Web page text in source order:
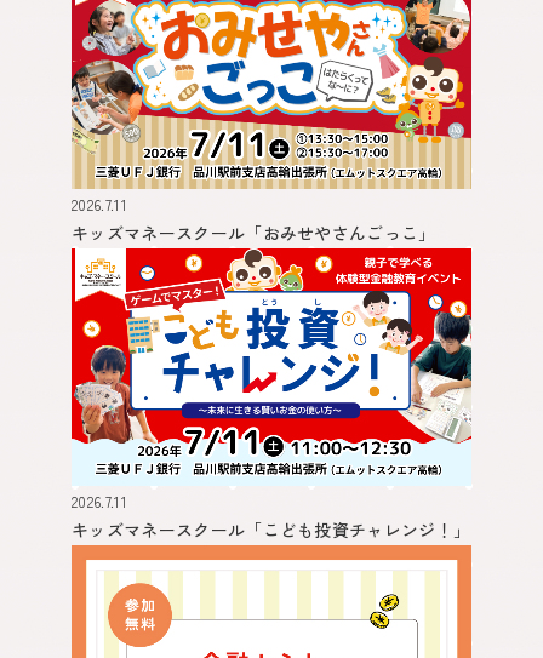
2026.7.11
キッズマネースクール 「おみせやさんごっこ」
2026.7.11
キッズマネースクール 「こども投資チャレンジ！」